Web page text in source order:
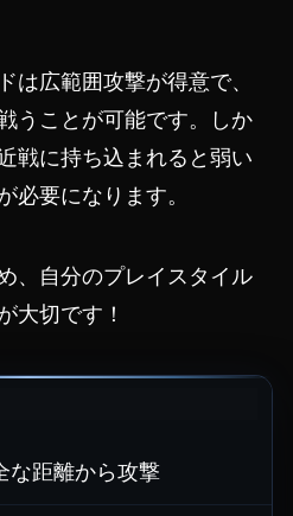
は広範囲攻撃が得意で、
うことが可能です。しか
戦に持ち込まれると弱い
必要になります。
、自分のプレイスタイル
大切です！
な距離から攻撃